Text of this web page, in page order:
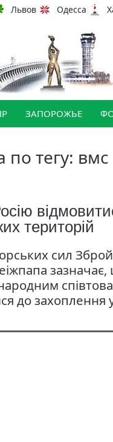
Львов Одесса
ЗАПОРОЖЬЕ
по тегу: вмс
територій
сил
до захоплення